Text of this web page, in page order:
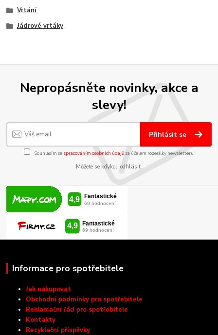
Vrtání
Jádrové vrtáky
Nepropásněte novinky, akce a
slevy!
Přihlásit se
Souhlasím se zpracováním osobních údajůza účelem rozesílky newsletteru.
Můžete se kdykoli odhlásit.
Informace pro spotřebitele
Jak nakupovat
Obchodní podmínky pro spotřebitele
Reklamační řád pro spotřebitele
Kontakty
Recyklační příspěvky